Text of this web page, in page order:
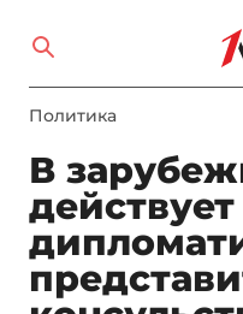
Политика
В
действует